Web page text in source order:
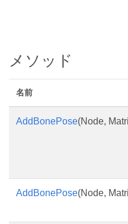
メソッド
名前
AddBonePose(Node,
AddBonePose(Node,